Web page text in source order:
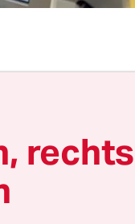
kaum Zugang
die
von Menschen
rechts